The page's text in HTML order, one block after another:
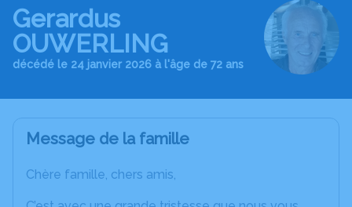
Gerardus
OUWERLING
décédé le 24 janvier 2026 à l'âge de 72 ans
Message de la famille
Chère famille, chers amis,